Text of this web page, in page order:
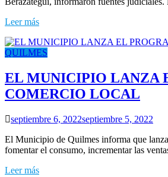
Leer más
QUILMES
EL MUNICIPIO LANZA
COMERCIO LOCAL
septiembre 6, 2022septiembre 5, 2022
El Municipio de Quilmes informa que
fomentar el consumo, incrementar las
Leer más